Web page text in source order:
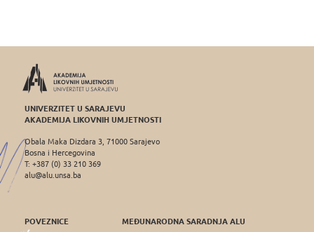
UNIVERZITET U SARAJEVU
AKADEMIJA LIKOVNIH UMJETNOSTI
Obala Maka Dizdara 3, 71000 Sarajevo
Bosna i Hercegovina
T: +387 (0) 33 210 369
alu@alu.unsa.ba
POVEZNICE
MEĐUNARODNA SARADNJA ALU